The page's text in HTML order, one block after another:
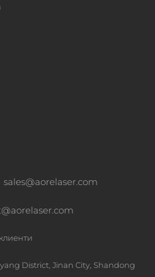
District, Jinan City, Shandong